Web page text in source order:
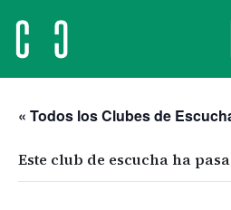
MAIN
« Todos los Clubes de
Este club de escucha ha